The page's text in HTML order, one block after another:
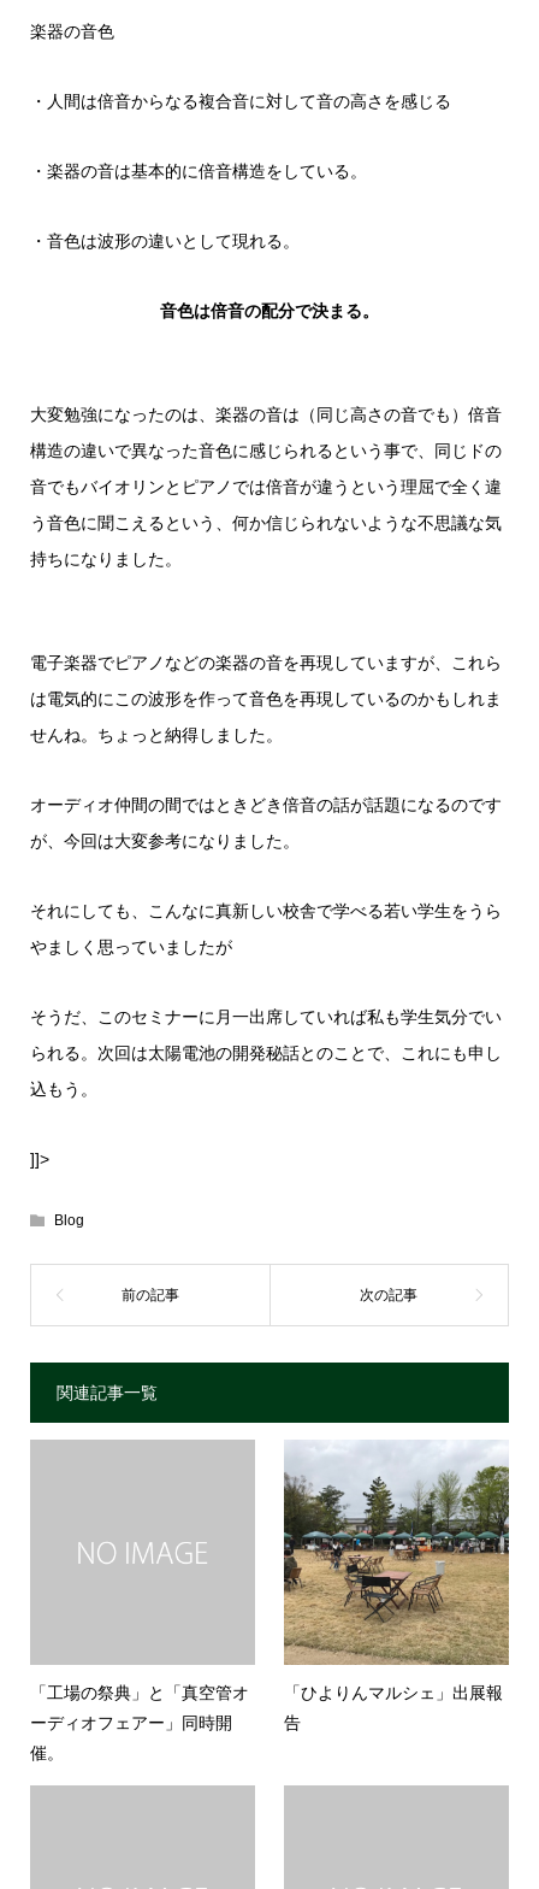
楽器の音色
・人間は倍音からなる複合音に対して音の高さを感じる
・楽器の音は基本的に倍音構造をしている。
・音色は波形の違いとして現れる。
音色は倍音の配分で決まる。
大変勉強になったのは、楽器の音は（同じ高さの音でも）倍音
構造の違いで異なった音色に感じられるという事で、同じドの
音でもバイオリンとピアノでは倍音が違うという理屈で全く違
う音色に聞こえるという、何か信じられないような不思議な気
持ちになりました。
電子楽器でピアノなどの楽器の音を再現していますが、これら
は電気的にこの波形を作って音色を再現しているのかもしれま
せんね。ちょっと納得しました。
オーディオ仲間の間ではときどき倍音の話が話題になるのです
が、今回は大変参考になりました。
それにしても、こんなに真新しい校舎で学べる若い学生をうら
やましく思っていましたが
そうだ、このセミナーに月一出席していれば私も学生気分でい
られる。次回は太陽電池の開発秘話とのことで、これにも申し
込もう。
]]>
Blog
関連記事一覧
「工場の祭典」と「真空管オ
ーディオフェアー」同時開
催。
「ひよりんマルシェ」出展報
告